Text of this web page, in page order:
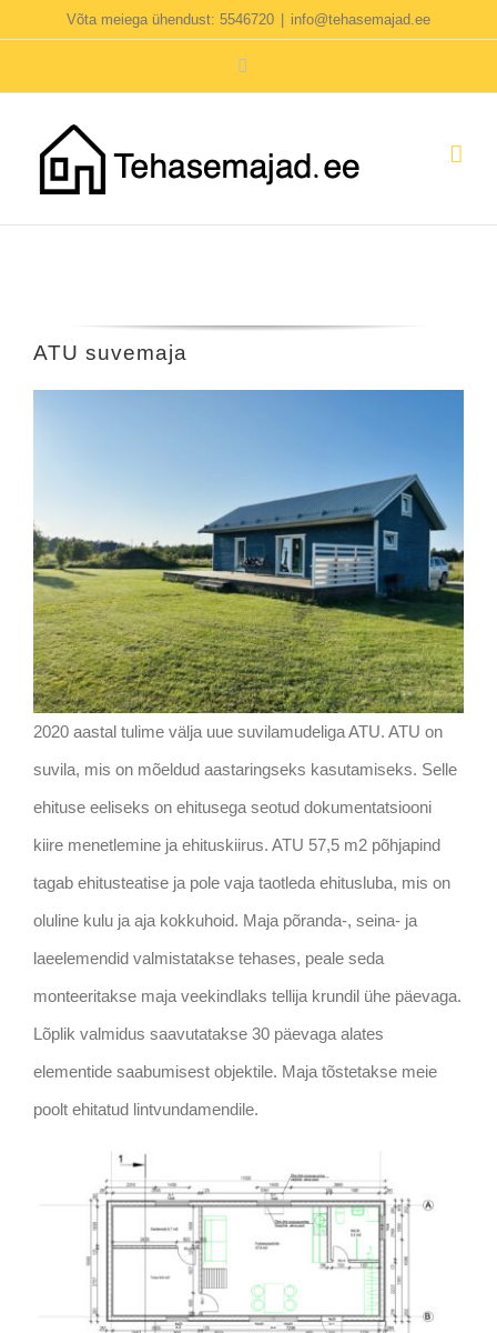
content
Võta meiega ühendust: 5546720 info@tehasemajad.ee
ATU suvemaja
2020 aastal tulime välja uue suvilamudeliga ATU. ATU on
suvila, mis on mõeldud aastaringseks kasutamiseks. Selle
ehituse eeliseks on ehitusega seotud dokumentatsiooni
kiire menetlemine ja ehituskiirus. ATU 57,5 m2 põhjapind
tagab ehitusteatise ja pole vaja taotleda ehitusluba, mis on
oluline kulu ja aja kokkuhoid. Maja põranda-, seina- ja
laeelemendid valmistatakse tehases, peale seda
monteeritakse maja veekindlaks tellija krundil ühe päevaga.
Lõplik valmidus saavutatakse 30 päevaga alates
elementide saabumisest objektile. Maja tõstetakse meie
poolt ehitatud lintvundamendile.